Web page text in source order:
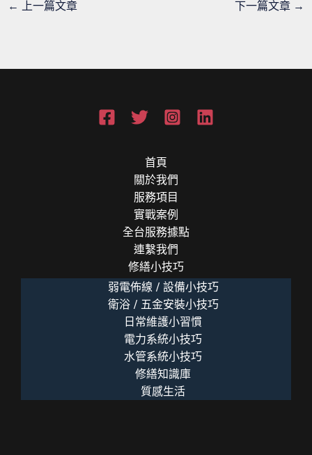
← 上一篇文章 下一篇文章 →
首頁
關於我們
服務項目
實戰案例
全台服務據點
連繫我們
修繕小技巧
弱電佈線 / 設備小技巧
衛浴 / 五金安裝小技巧
日常維護小習慣
電力系統小技巧
水管系統小技巧
修繕知識庫
質感生活